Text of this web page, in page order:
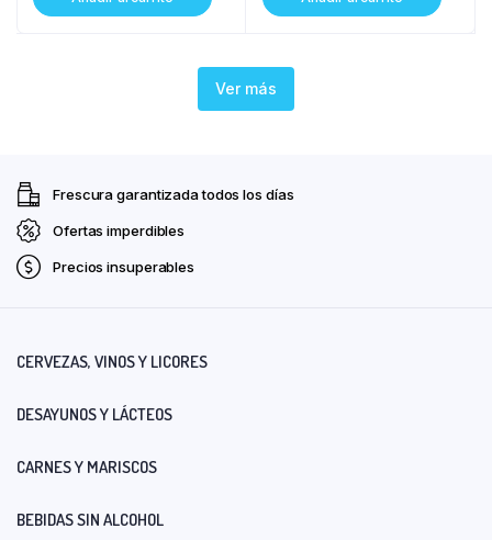
Ver más
Frescura garantizada todos los días
Ofertas imperdibles
Precios insuperables
CERVEZAS, VINOS Y LICORES
DESAYUNOS Y LÁCTEOS
CARNES Y MARISCOS
BEBIDAS SIN ALCOHOL